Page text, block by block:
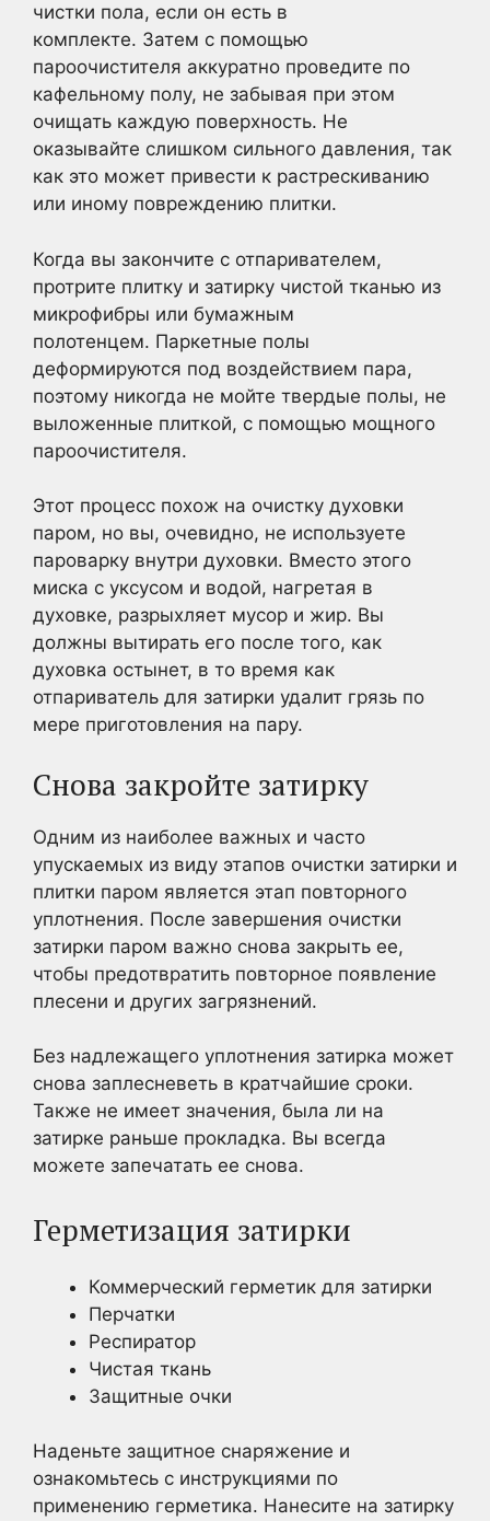
чистки пола, если он есть в
комплекте. Затем с помощью
пароочистителя аккуратно проведите по
кафельному полу, не забывая при этом
очищать каждую поверхность. Не
оказывайте слишком сильного давления, так
как это может привести к растрескиванию
или иному повреждению плитки.
Когда вы закончите с отпаривателем,
протрите плитку и затирку чистой тканью из
микрофибры или бумажным
полотенцем. Паркетные полы
деформируются под воздействием пара,
поэтому никогда не мойте твердые полы, не
выложенные плиткой, с помощью мощного
пароочистителя.
Этот процесс похож на очистку духовки
паром, но вы, очевидно, не используете
пароварку внутри духовки. Вместо этого
миска с уксусом и водой, нагретая в
духовке, разрыхляет мусор и жир. Вы
должны вытирать его после того, как
духовка остынет, в то время как
отпариватель для затирки удалит грязь по
мере приготовления на пару.
Снова закройте затирку
Одним из наиболее важных и часто
упускаемых из виду этапов очистки затирки и
плитки паром является этап повторного
уплотнения. После завершения очистки
затирки паром важно снова закрыть ее,
чтобы предотвратить повторное появление
плесени и других загрязнений.
Без надлежащего уплотнения затирка может
снова заплесневеть в кратчайшие сроки.
Также не имеет значения, была ли на
затирке раньше прокладка. Вы всегда
можете запечатать ее снова.
Герметизация затирки
Коммерческий герметик для затирки
Перчатки
Респиратор
Чистая ткань
Защитные очки
Наденьте защитное снаряжение и
ознакомьтесь с инструкциями по
применению герметика. Нанесите на затирку